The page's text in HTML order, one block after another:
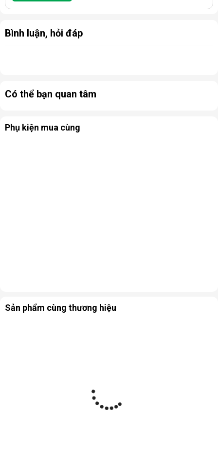
Bình luận, hỏi đáp
Có thể bạn quan tâm
Phụ kiện mua cùng
Sản phẩm cùng thương hiệu